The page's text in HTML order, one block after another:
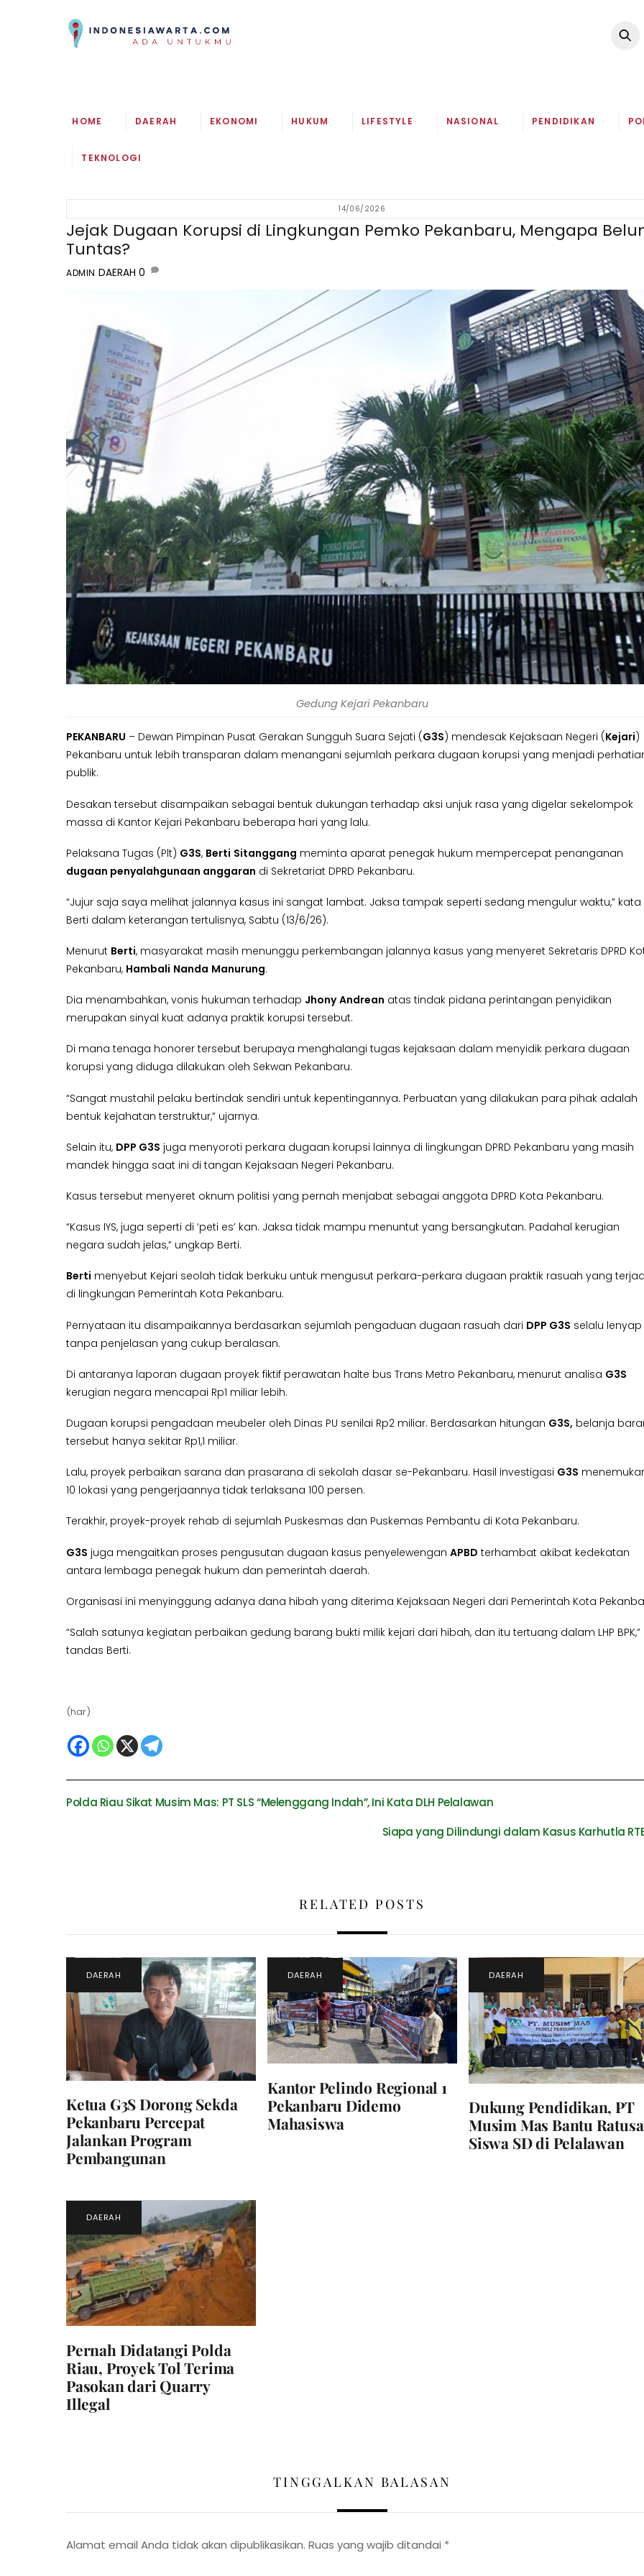
HOME DAERAH EKONOMI HUKUM LIFESTYLE NASIONAL PENDIDIKAN
TEKNOLOGI
14/06/2026
Jejak Dugaan Korupsi di Lingkungan Pemko Pekanbaru, Mengapa
Tuntas?
ADMIN DAERAH 0
Gedung Kejari Pekanbaru
PEKANBARU – Dewan Pimpinan Pusat Gerakan Sungguh Suara Sejati (G3S) mendesak Kejaksaan Negeri (Kejari)
Pekanbaru untuk lebih transparan dalam menangani sejumlah perkara dugaan korupsi yang menjadi
publik.
Desakan tersebut disampaikan sebagai bentuk dukungan terhadap aksi unjuk rasa yang digelar sekelompok
massa di Kantor Kejari Pekanbaru beberapa hari yang lalu.
Pelaksana Tugas (Plt) G3S, Berti Sitanggang meminta aparat penegak hukum mempercepat penanganan
dugaan penyalahgunaan anggaran di Sekretariat DPRD Pekanbaru.
“Jujur saja saya melihat jalannya kasus ini sangat lambat. Jaksa tampak seperti sedang mengulur waktu,” kata
Berti dalam keterangan tertulisnya, Sabtu (13/6/26).
Menurut Berti, masyarakat masih menunggu perkembangan jalannya kasus yang menyeret Sekretaris DPRD
Pekanbaru, Hambali Nanda Manurung.
Dia menambahkan, vonis hukuman terhadap Jhony Andrean atas tindak pidana perintangan penyidikan
merupakan sinyal kuat adanya praktik korupsi tersebut.
Di mana tenaga honorer tersebut berupaya menghalangi tugas kejaksaan dalam menyidik perkara dugaan
korupsi yang diduga dilakukan oleh Sekwan Pekanbaru.
“Sangat mustahil pelaku bertindak sendiri untuk kepentingannya. Perbuatan yang dilakukan para pihak adalah
bentuk kejahatan terstruktur,” ujarnya.
Selain itu, DPP G3S juga menyoroti perkara dugaan korupsi lainnya di lingkungan DPRD Pekanbaru yang masih
mandek hingga saat ini di tangan Kejaksaan Negeri Pekanbaru.
Kasus tersebut menyeret oknum politisi yang pernah menjabat sebagai anggota DPRD Kota Pekanbaru.
“Kasus IYS, juga seperti di ‘peti es’ kan. Jaksa tidak mampu menuntut yang bersangkutan. Padahal kerugian
negara sudah jelas,” ungkap Berti.
Berti menyebut Kejari seolah tidak berkuku untuk mengusut perkara-perkara dugaan praktik rasuah yang
di lingkungan Pemerintah Kota Pekanbaru.
Pernyataan itu disampaikannya berdasarkan sejumlah pengaduan dugaan rasuah dari DPP G3S selalu lenyap
tanpa penjelasan yang cukup beralasan.
Di antaranya laporan dugaan proyek fiktif perawatan halte bus Trans Metro Pekanbaru, menurut analisa G3S
kerugian negara mencapai Rp1 miliar lebih.
Dugaan korupsi pengadaan meubeler oleh Dinas PU senilai Rp2 miliar. Berdasarkan hitungan G3S, belanja
tersebut hanya sekitar Rp1,1 miliar.
Lalu, proyek perbaikan sarana dan prasarana di sekolah dasar se-Pekanbaru. Hasil investigasi G3S
10 lokasi yang pengerjaannya tidak terlaksana 100 persen.
Terakhir, proyek-proyek rehab di sejumlah Puskesmas dan Puskemas Pembantu di Kota Pekanbaru.
G3S juga mengaitkan proses pengusutan dugaan kasus penyelewengan APBD terhambat akibat kedekatan
antara lembaga penegak hukum dan pemerintah daerah.
Organisasi ini menyinggung adanya dana hibah yang diterima Kejaksaan Negeri dari Pemerintah Kota
“Salah satunya kegiatan perbaikan gedung barang bukti milik kejari dari hibah, dan itu tertuang dalam LHP BPK,”
tandas Berti.
(har)
Polda Riau Sikat Musim Mas: PT SLS “Melenggang Indah”, Ini Kata DLH Pelalawan
Siapa yang Dilindungi dalam Kasus Karhutla
RELATED POSTS
DAERAH
Ketua G3S Dorong Sekda
Pekanbaru Percepat
Jalankan Program
Pembangunan
DAERAH
Kantor Pelindo Regional 1
Pekanbaru Didemo
Mahasiswa
DAERAH
Dukung Pendidikan, PT
Musim Mas Bantu
Siswa SD di Pelalawan
DAERAH
Pernah Didatangi Polda
Riau, Proyek Tol Terima
Pasokan dari Quarry
Illegal
TINGGALKAN BALASAN
Alamat email Anda tidak akan dipublikasikan. Ruas yang wajib ditandai *